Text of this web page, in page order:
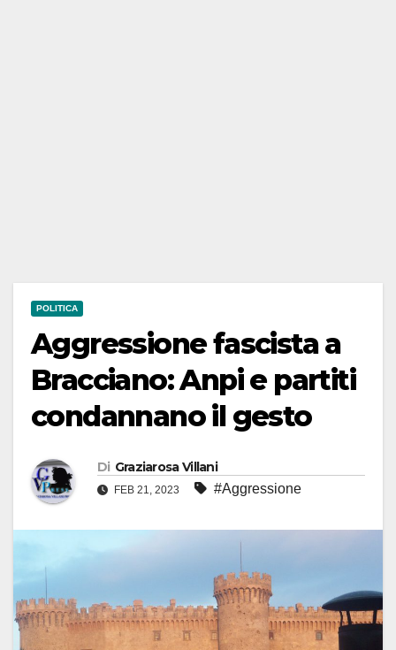
POLITICA
Aggressione fascista a
Bracciano: Anpi e partiti
condannano il gesto
Di Graziarosa Villani
FEB 21, 2023 #Aggressione